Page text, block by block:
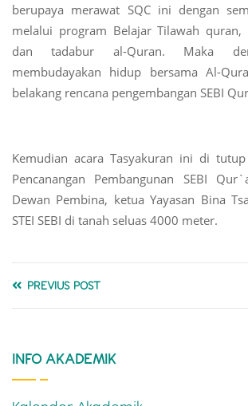
berupaya merawat SQC ini dengan
melalui program Belajar Tilawah quran,
dan tadabur al-Quran. Maka
membudayakan hidup bersama Al-
belakang rencana pengembangan SEBI
Kemudian acara Tasyakuran ini di
Pencanangan Pembangunan SEBI
Dewan Pembina, ketua Yayasan Bina
STEI SEBI di tanah seluas 4000 meter.
PREVIUS POST
INFO AKADEMIK